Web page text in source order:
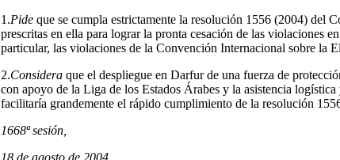
1.Pide que se cumpla estrictamente la resolución 1556 (2004) del
prescritas en ella para lograr la pronta cesación de las violaciones
particular, las violaciones de la Convención Internacional sobre la
2.Considera que el despliegue en Darfur de una fuerza de
con apoyo de la Liga de los Estados Árabes y la asistencia
facilitaría grandemente el rápido cumplimiento de la resolución
1668ª sesión,
18 de agosto de 2004.